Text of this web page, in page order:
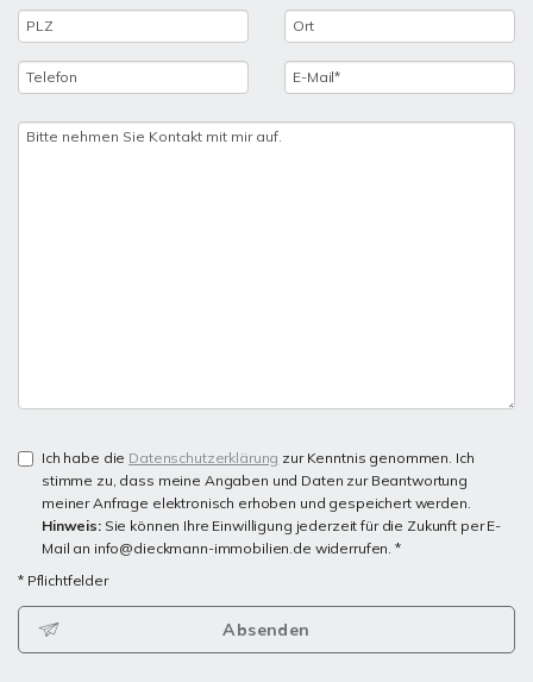
Ich habe die Datenschutzerklärung zur Kenntnis genommen. Ich
stimme zu, dass meine Angaben und Daten zur Beantwortung
meiner Anfrage elektronisch erhoben und gespeichert werden.
Hinweis:Sie können Ihre Einwilligung jederzeit für die Zukunft per E-
Mail an info@dieckmann-immobilien.de widerrufen. *
* Pflichtfelder
Absenden